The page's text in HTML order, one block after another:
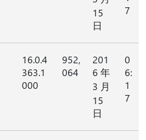
15
日
7
16.0.4
363.1
000
952,
064
201
6 年
3 月
15
日
0
6:
1
7